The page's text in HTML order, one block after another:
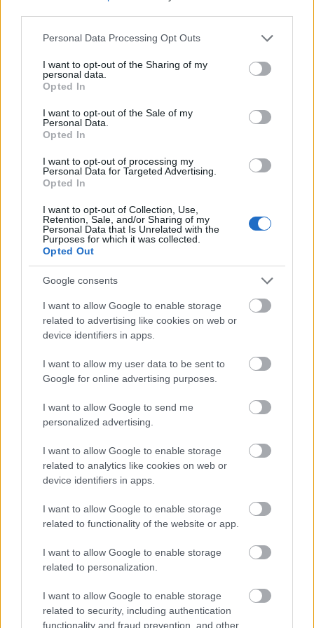
Please note that this website/app uses one or more Google
not limited to your visit or usage behaviour. You may click to
grant or deny consent to Google and its third-party tags to
use your data for below specified purposes in below Google
consent section.
Personal Data Processing Opt Outs
I want to opt-out of the Sharing of my
personal data.
Opted In
I want to opt-out of the Sale of my
Personal Data.
Opted In
I want to opt-out of processing my
Personal Data for Targeted Advertising.
Opted In
I want to opt-out of Collection, Use,
Retention, Sale, and/or Sharing of my
Personal Data that Is Unrelated with the
Purposes for which it was collected.
Opted Out
Google consents
I want to allow Google to enable storage
related to advertising like cookies on web or
device identifiers in apps.
I want to allow my user data to be sent to
Google for online advertising purposes.
I want to allow Google to send me
personalized advertising.
I want to allow Google to enable storage
related to analytics like cookies on web or
device identifiers in apps.
I want to allow Google to enable storage
related to functionality of the website or app.
I want to allow Google to enable storage
related to personalization.
I want to allow Google to enable storage
related to security, including authentication
functionality and fraud prevention, and other
Kortárs hagyomány: 21. századi
Legnépszerűbb témák
POPKULTÚRA KÖZÖS PROGRAM
ZENE
BUDAPEST FASHION WEEK DIVAT
ÉLETMÓD
A Virtuózok virtuóza a
Zeneakadémián